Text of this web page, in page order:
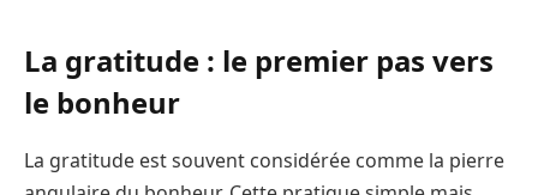
La gratitude : le premier pas vers
le bonheur
La gratitude est souvent considérée comme la pierre